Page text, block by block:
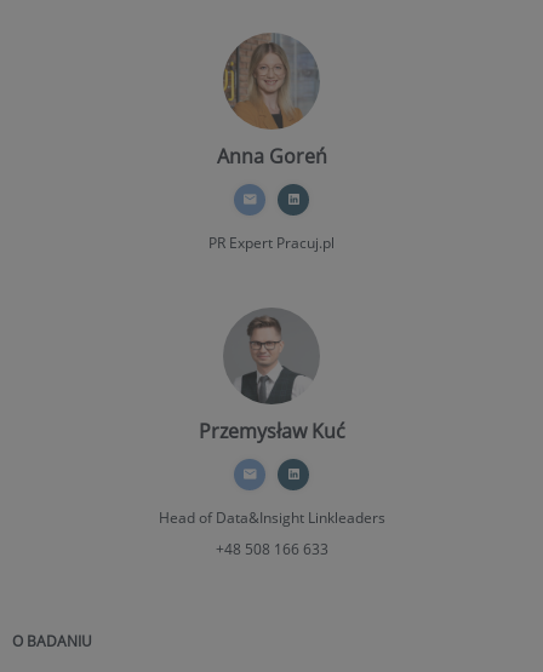
Anna Goreń
PR Expert Pracuj.pl
Przemysław Kuć
Head of Data&InsightLinkleaders
+48 508 166 633
O BADANIU